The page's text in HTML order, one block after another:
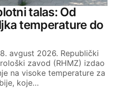
Your E-mail
talas: Od
temperature do
avgust 2026. Republički
zavod (RHMZ) izdao
na visoke temperature za
koje…